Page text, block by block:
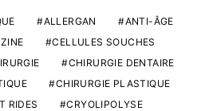
ALLERGAN
ANTI-ÂGE
CELLULES SOUCHES
CHIRURGIE DENTAIRE
CHIRURGIE PLASTIQUE
RIDES
CRYOLIPOLYSE